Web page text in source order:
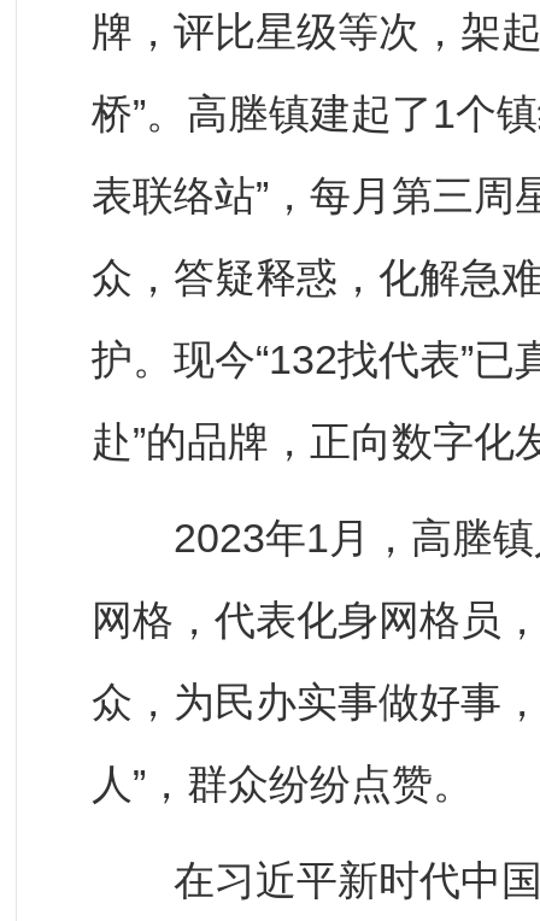
牌，评比星级等次，架
桥”。高塍镇建起了1个
表联络站”，每月第三周
众，答疑释惑，化解急
护。现今“132找代表”已
赴”的品牌，正向数字
2023年1月，高塍镇
网格，代表化身网格员
众，为民办实事做好事
人”，群众纷纷点赞。
在习近平新时代中国